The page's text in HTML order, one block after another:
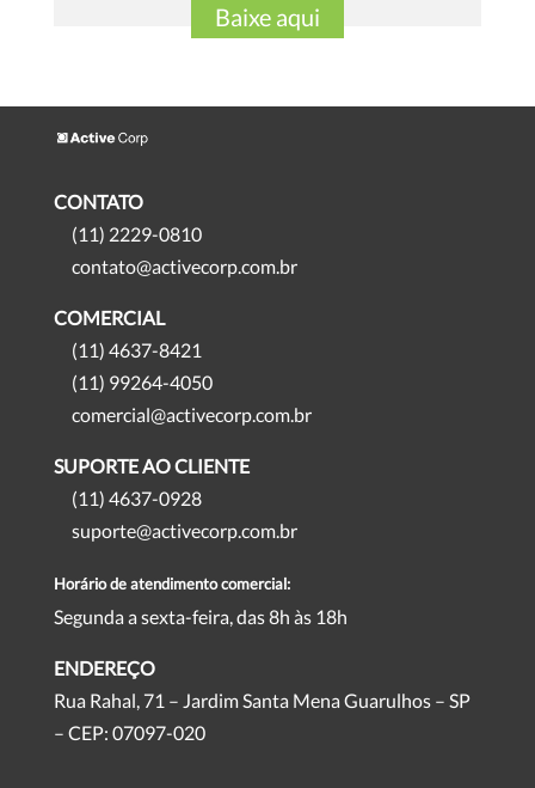
Baixe aqui
CONTATO
(11) 2229-0810
contato@activecorp.com.br
COMERCIAL
(11) 4637-8421
(11) 99264-4050
comercial@activecorp.com.br
SUPORTE AO CLIENTE
(11) 4637-0928
suporte@activecorp.com.br
Horário de atendimento comercial:
Segunda a sexta-feira, das 8h às 18h
ENDEREÇO
Rua Rahal, 71 – Jardim Santa Mena Guarulhos – SP
– CEP: 07097-020